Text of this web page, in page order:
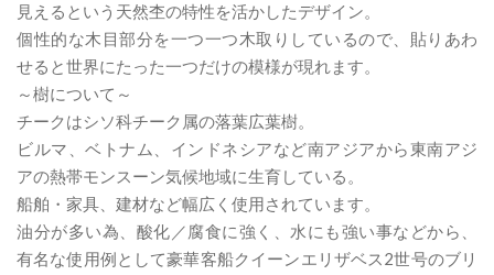
見えるという天然杢の特性を活かしたデザイン。
個性的な木目部分を一つ一つ木取りしているので、貼りあわ
せると世界にたった一つだけの模様が現れます。
～樹について～
チークはシソ科チーク属の落葉広葉樹。
ビルマ、ベトナム、インドネシアなど南アジアから東南アジ
アの熱帯モンスーン気候地域に生育している。
船舶・家具、建材など幅広く使用されています。
油分が多い為、酸化／腐食に強く、水にも強い事などから、
有名な使用例として豪華客船クイーンエリザベス2世号のブリ